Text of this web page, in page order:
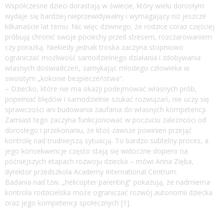
Współczesne dzieci dorastają w świecie, który wielu dorosłym
wydaje się bardziej nieprzewidywalny i wymagający niż jeszcze
kilkanaście lat temu. Nic więc dziwnego, że rodzice coraz częściej
próbują chronić swoje pociechy przed stresem, rozczarowaniem
czy porażką. Niekiedy jednak troska zaczyna stopniowo
ograniczać możliwość samodzielnego działania i zdobywania
własnych doświadczeń, zamykając młodego człowieka w
swoistym „kokonie bezpieczeństwa”.
– Dziecko, które nie ma okazji podejmować własnych prób,
popełniać błędów i samodzielnie szukać rozwiązań, nie uczy się
sprawczości ani budowania zaufania do własnych kompetencji.
Zamiast tego zaczyna funkcjonować w poczuciu zależności od
dorosłego i przekonaniu, że ktoś zawsze powinien przejąć
kontrolę nad trudniejszą sytuacją. To bardzo subtelny proces, a
jego konsekwencje często stają się widoczne dopiero na
późniejszych etapach rozwoju dziecka – mówi Anna Zięba,
dyrektor przedszkola Academy International Centrum.
Badania nad tzw. „helicopter parenting” pokazują, że nadmierna
kontrola rodzicielska może ograniczać rozwój autonomii dziecka
oraz jego kompetencji społecznych [1].